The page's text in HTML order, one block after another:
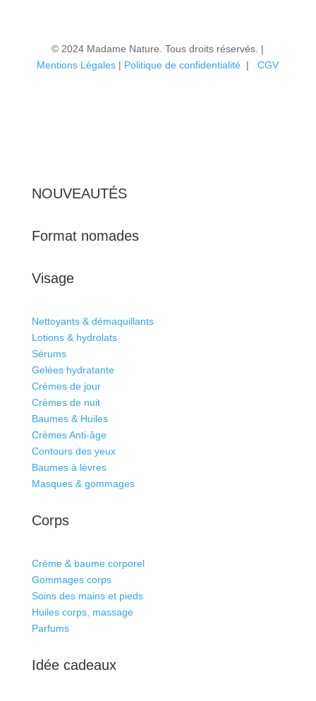
© 2024 Madame Nature. Tous droits réservés. |
Mentions Légales | Politique de confidentialité |CGV
NOUVEAUTÉS
Format nomades
Visage
Nettoyants & démaquillants
Lotions & hydrolats
Sérums
Gelées hydratante
Crèmes de jour
Crèmes de nuit
Baumes & Huiles
Crèmes Anti-âge
Contours des yeux
Baumes à lèvres
Masques & gommages
Corps
Crème & baume corporel
Gommages corps
Soins des mains et pieds
Huiles corps, massage
Parfums
Idée cadeaux